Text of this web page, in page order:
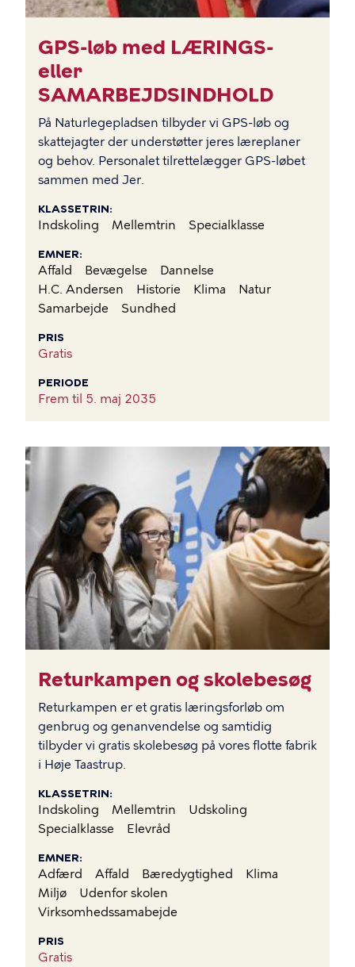
GPS-løb med LÆRINGS-
eller
SAMARBEJDSINDHOLD
På Naturlegepladsen tilbyder vi GPS-løb og
skattejagter der understøtter jeres læreplaner
og behov. Personalet tilrettelægger GPS-løbet
sammen med Jer.
KLASSETRIN
Indskoling Mellemtrin Specialklasse
EMNER
Affald Bevægelse
Dannelse
H.C. Andersen
Historie Klima
Natur
Samarbejde
Sundhed
PRIS
Gratis
PERIODE
Frem til 5. maj 2035
BILLEDE
Returkampen og skolebesøg
Returkampen er et gratis læringsforløb om
genbrug og genanvendelse og samtidig
tilbyder vi gratis skolebesøg på vores flotte fabrik
i Høje Taastrup.
KLASSETRIN
Indskoling Mellemtrin
Udskoling
Specialklasse
Elevråd
EMNER
Adfærd Affald Bæredygtighed
Klima
Miljø
Udenfor skolen
Virksomhedssamabejde
PRIS
Gratis